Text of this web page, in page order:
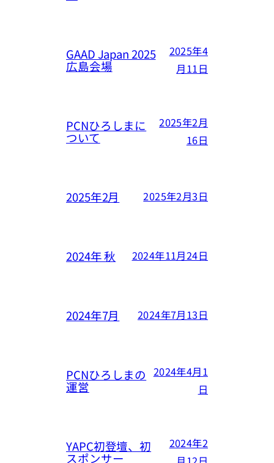
GAAD Japan 2025
広島会場
2025年4
月11日
PCNひろしまに
ついて
2025年2月
16日
2025年2月 2025年2月3日
2024年 秋 2024年11月24日
2024年7月 2024年7月13日
PCNひろしまの
運営
2024年4月1
日
YAPC初登壇、初
スポンサー
2024年2